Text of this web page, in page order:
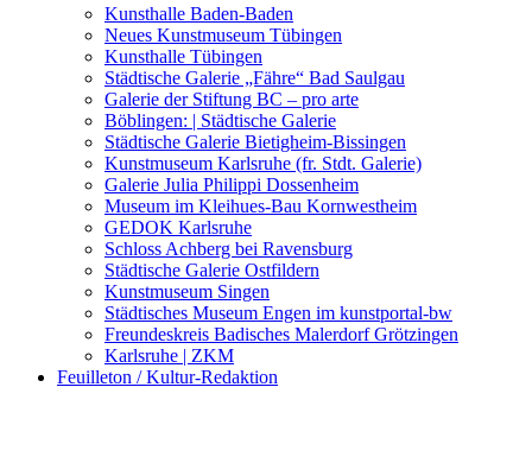
Was seither geschah
Kunstwettbewerbe, Ausschreibungen für Künstler
Kunsthalle Baden-Baden
Neues Kunstmuseum Tübingen
Kunsthalle Tübingen
Städtische Galerie „Fähre“ Bad Saulgau
Galerie der Stiftung BC – pro arte
Böblingen: | Städtische Galerie
Städtische Galerie Bietigheim-Bissingen
Kunstmuseum Karlsruhe (fr. Stdt. Galerie)
Galerie Julia Philippi Dossenheim
Museum im Kleihues-Bau Kornwestheim
GEDOK Karlsruhe
Schloss Achberg bei Ravensburg
Städtische Galerie Ostfildern
Kunstmuseum Singen
Städtisches Museum Engen im kunstportal-bw
Freundeskreis Badisches Malerdorf Grötzingen
Karlsruhe | ZKM
Feuilleton / Kultur-Redaktion